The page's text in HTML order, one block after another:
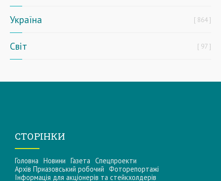
Україна 864
Світ 97
СТОРІНКИ
Головна Новини Газета Спецпроекти
Архів Приазовський робочий Фоторепортажі
Інформацiя для акцiонерiв та стейкхолдерiв